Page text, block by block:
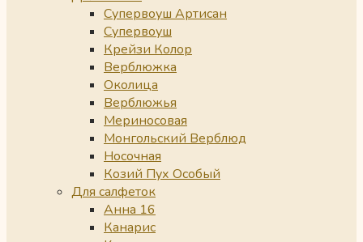
Супервоуш Артисан
Супервоуш
Крейзи Колор
Верблюжка
Околица
Верблюжья
Мериносовая
Монгольский Верблюд
Носочная
Козий Пух Особый
Для салфеток
Анна 16
Канарис